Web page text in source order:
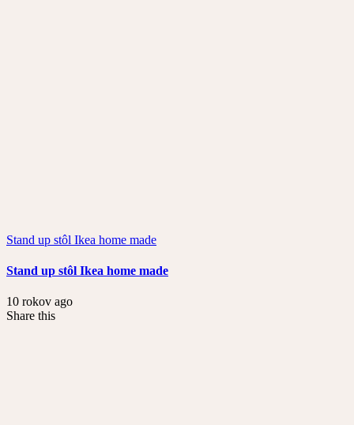
Stand up stôl Ikea home made
Stand up stôl Ikea home made
10 rokov ago
Share this